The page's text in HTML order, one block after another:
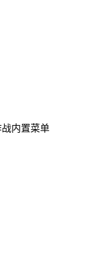
内置菜单